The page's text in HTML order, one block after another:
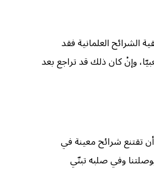
الشرائح العلمانية فقد
وإنْ كان ذلك قد تراجع بعد
تقتنع شرائح معينة في
وفي صلبه تبنّي